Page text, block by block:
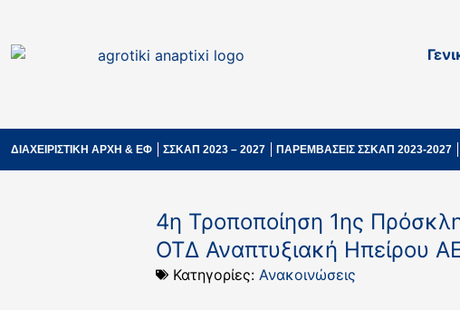
ΔΙΑΧΕΙΡΙΣΤΙΚΗ ΑΡΧΗ & ΕΦ ΣΣΚΑΠ 2023 – 2027 ΠΑΡΕΜΒΑΣΕΙΣ ΣΣΚΑΠ 2023-2027
4η Τροποποίηση 1ης
ΟΤΔ Αναπτυξιακή Ηπείρου
Κατηγορίες: Ανακοινώσεις